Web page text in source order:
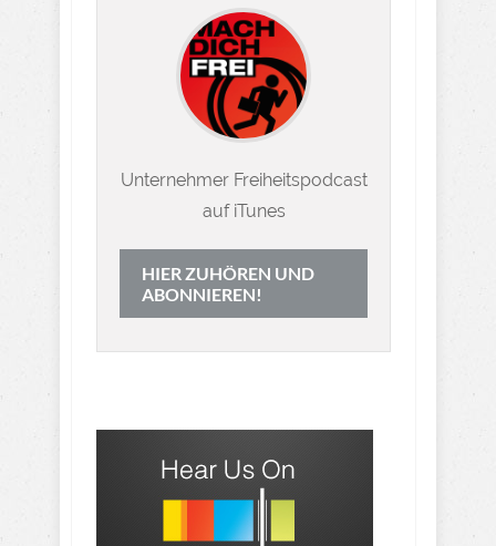
Unternehmer Freiheitspodcast
auf iTunes
HIER ZUHÖREN UND
ABONNIEREN!